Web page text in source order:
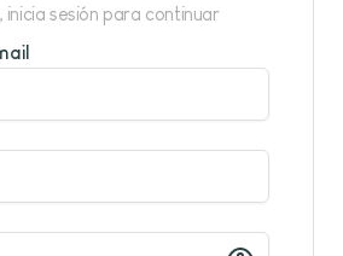
inicia sesión para continuar